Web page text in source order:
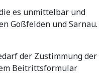
es unmittelbar und
Goßfelden und Sarnau.
der Zustimmung der
Beitrittsformular